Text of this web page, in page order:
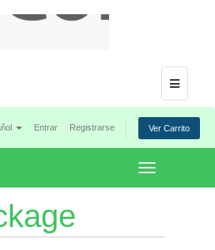
Menu
Entrar Registrarse Ver Carrito
Toggle
navigation